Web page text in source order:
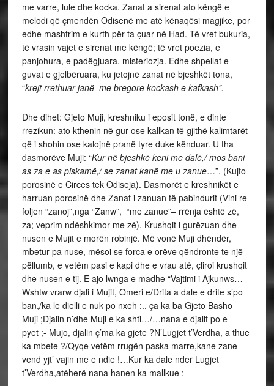
me varre, lule dhe kocka. Zanat a sirenat ato këngë e
melodi që çmendën Odisenë me atë kënaqësi magjike, por
edhe mashtrim e kurth për ta çuar në Had. Të vret bukuria,
të vrasin vajet e sirenat me këngë; të vret poezia, e
panjohura, e padëgjuara, misteriozja. Edhe shpellat e
guvat e gjelbëruara, ku jetojnë zanat në bjeshkët tona,
“krejt rrethuar janë me bregore kockash e kafkash”.
Dhe dihet: Gjeto Muji, kreshniku i eposit tonë, e dinte
rrezikun: ato kthenin në gur ose kallkan të gjithë kalimtarët
që i shohin ose kalojnë pranë tyre duke kënduar. U tha
dasmorëve Muji: “Kur në bjeshkë keni me dalë,/ mos bani
as za e as piskamë,/ se zanat kanë me u zanue…”. (Kujto
porosinë e Circes tek Odiseja). Dasmorët e kreshnikët e
harruan porosinë dhe Zanat i zanuan të pabindurit (Vini re
foljen “zanoj”,nga “Zanw”, “me zanue”– rrënja është zë,
za; veprim ndëshkimor me zë). Krushqit i gurëzuan dhe
nusen e Mujit e morën robinjë. Më vonë Muji dhëndër,
mbetur pa nuse, mësoi se forca e orëve qëndronte te një
pëllumb, e vetëm pasi e kapi dhe e vrau atë, çliroi krushqit
dhe nusen e tij. E ajo lwnga e madhe “Vajtimi i Ajkunws…
Wshtw vrarw djali i Mujit, Omeri e/Drita a dale e drite s’po
ban,/ka le dielli e nuk po nxeh :.. ça ka ba Gjeto Basho
Muji ;Djalin n’dhe Muji e ka shti…/…nana e djalit po e
pyet ;- Mujo, djalin ç’ma ka gjete ?N’Lugjet t’Verdha, a thue
ka mbete ?/Qyqe vetëm rrugën paska marre,kane zane
vend yjt’ vajin me e ndie !…Kur ka dale nder Lugjet
t’Verdha,atëherë nana hanen ka mallkue :